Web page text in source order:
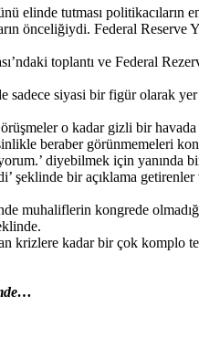
elinde tutması
önceliğiydi. Federal Reserve
toplantı ve Federal
sadece siyasi bir figür olarak
o kadar gizli bir
beraber görünmemeleri
diyebilmek için yanında
şeklinde bir açıklama
muhaliflerin kongrede
krizlere kadar bir çok komplo